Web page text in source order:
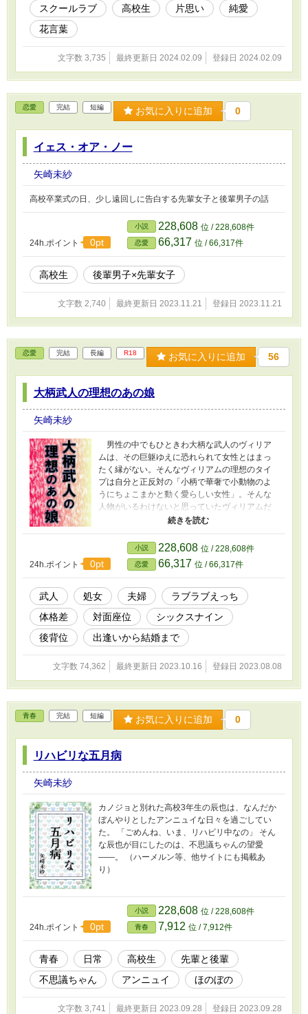
スクールラブ 高校生 片思い
純愛
花言葉
文字数 3,735 最終更新日 2024.02.09 登録日 2024.02.09
恋愛 完結 短編 お気に入りに追加 0
イェス・オア・ノー
矢崎未紗
高校卒業式の日、少し遠回しに告白する先輩女子と後輩男子の話
24h.ポイント 0pt
小説 228,608 位 / 228,608件
恋愛 66,317 位 / 66,317件
高校生 後輩男子×先輩女子
文字数 2,740 最終更新日 2023.11.21 登録日 2023.11.21
恋愛 完結 長編 R18 お気に入りに追加 56
大柄武人の理想のあの娘
矢崎未紗
男性の中でもひときわ大柄な武人のヴィリア
ムは、その巨躯ゆえに恐れられて女性とはまっ
たく縁がない。そんなヴィリアムの理想のタイ
プは自分と正反対の「小柄で華奢で小動物のよ
うにちょこまかと動く愛らしい女性」。そんな
人物がいるわけないと思っていたヴィリアムだ
が、ある日隣国で理想通りの小柄な女性ノエラ
と出逢う。悲しいこともあったけれど無事にノ
エラを嫁にできたヴィリアムは、これでもかと
ノエラを甘とろえっちにかわいがって幸せに生
きました――というお話。（タイトルの「あの
娘」は「あのこ」と読みます） 全8話で完結済
／読了目安時間149分／性描写は全体の約28％
24h.ポイント 0pt
小説 228,608 位 / 228,608件
恋愛 66,317 位 / 66,317件
武人 処女 夫婦
ラブラブえっち
体格差
対面座位
シックスナイン
後背位
出逢いから結婚まで
文字数 74,362 最終更新日 2023.10.16 登録日 2023.08.08
青春 完結 短編 お気に入りに追加 0
リハビリな五月病
矢崎未紗
カノジョと別れた高校3年生の辰也は、なんだか
ぼんやりとしたアンニュイな日々を過ごしてい
た。 「ごめんね、いま、リハビリ中なの」 そん
な辰也が目にしたのは、不思議ちゃんの望愛
――。 （ハーメルン等、他サイトにも掲載あ
り）
24h.ポイント 0pt
小説 228,608 位 / 228,608件
青春 7,912 位 / 7,912件
青春 日常 高校生
先輩と後輩
不思議ちゃん
アンニュイ ほのぼの
文字数 3,741 最終更新日 2023.09.28 登録日 2023.09.28